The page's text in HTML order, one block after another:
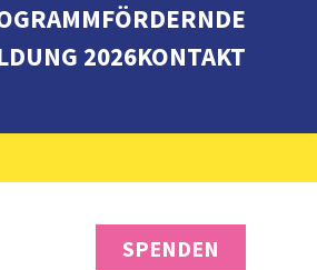
FÖRDERNDE
2026KONTAKT
SPENDEN